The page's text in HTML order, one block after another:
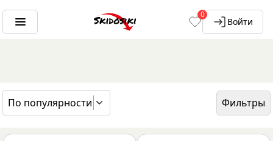
0
Войти
По популярности
Фильтры
ГЛАВНАЯ
БРЕНДЫ ETERNA ENGINEERING